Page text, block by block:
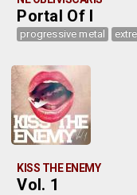
Portal Of I
progressive metal
KISS THE ENEMY
Vol. 1